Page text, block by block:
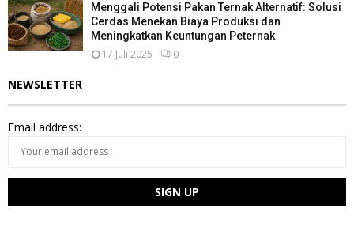
Menggali Potensi Pakan Ternak Alternatif: Solusi
Cerdas Menekan Biaya Produksi dan
Meningkatkan Keuntungan Peternak
17 Juli 2025 0
NEWSLETTER
Email address: